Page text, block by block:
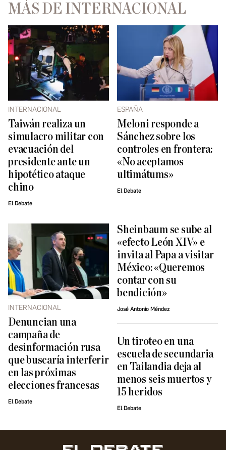
MÁS DE INTERNACIONAL
INTERNACIONAL
Taiwán realiza un
simulacro militar con
evacuación del
presidente ante un
hipotético ataque
chino
El Debate
ESPAÑA
Meloni responde a
Sánchez sobre los
controles en frontera:
«No aceptamos
ultimátums»
El Debate
INTERNACIONAL
Denuncian una
campaña de
desinformación rusa
que buscaría interferir
en las próximas
elecciones francesas
El Debate
Sheinbaum se sube al
«efecto León XIV» e
invita al Papa a visitar
México: «Queremos
contar con su
bendición»
José Antonio Méndez
Un tiroteo en una
escuela de secundaria
en Tailandia deja al
menos seis muertos y
15 heridos
El Debate